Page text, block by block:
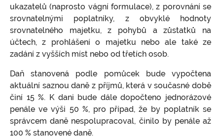
ukazatelů (naprosto vágní formulace), z porovnání se
srovnatelnými poplatníky, z obvyklé hodnoty
srovnatelného majetku, z pohybů a zůstatků na
účtech, z prohlášení o majetku nebo ale také ze
zadání z vyšších míst nebo od třetích osob.
Daň stanovená podle pomůcek bude vypočtena
aktuální saznou daně z příjmů, která v současné době
činí 15 %. K dani bude dále dopočteno jednorázové
penále ve výši 50 %, pro případ, že by poplatník se
správcem daně nespolupracoval, činilo by penále až
100 % stanovené daně.